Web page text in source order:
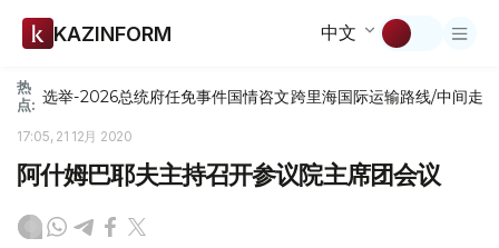
KAZINFORM 中文
热
点: 选举-2026总统府任免事件国情咨文跨里海国际运输路线/中间走廊
17:05, 21 12月 2020
阿什姆巴耶夫主持召开参议院主席团会议